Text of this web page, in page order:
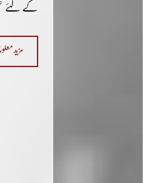
مزید